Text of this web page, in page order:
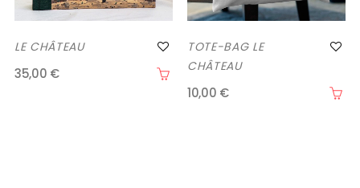
LE CHÂTEAU
35,00 €
TOTE-BAG LE
CHÂTEAU
10,00 €